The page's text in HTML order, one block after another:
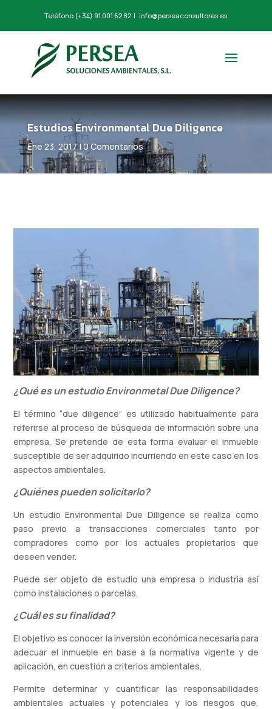
Teléfono (+34) 91 001 62 82 |info@perseaconsultores.es
Estudios Environmental Due Diligence
Ene 23, 2017|0 Comentarios
¿Qué es un estudio Environmetal Due Diligence?
El término “due diligence” es utilizado habitualmente para
referirse al proceso de búsqueda de información sobre una
empresa. Se pretende de esta forma evaluar el inmueble
susceptible de ser adquirido incurriendo en este caso en los
aspectos ambientales.
¿Quiénes pueden solicitarlo?
Un estudio Environmental Due Diligence se realiza como
paso previo a transacciones comerciales tanto por
compradores como por los actuales propietarios que
deseen vender.
Puede ser objeto de estudio una empresa o industria así
como instalaciones o parcelas.
¿Cuál es su finalidad?
El objetivo es conocer la inversión económica necesaria para
adecuar el inmueble en base a la normativa vigente y de
aplicación, en cuestión a criterios ambientales.
Permite determinar y cuantificar las responsabilidades
ambientales actuales y potenciales y los riesgos que,